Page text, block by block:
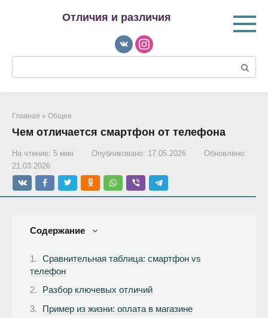
Отличия и различия
Главная » Общее
Чем отличается смартфон от телефона
На чтение: 5 мин Опубликовано: 17.05.2026
Обновлено:
21.03.2026
Содержание
Сравнительная таблица: смартфон vs
телефон
Разбор ключевых отличий
Пример из жизни: оплата в магазине